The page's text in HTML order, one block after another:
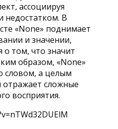
ассоциируя
недостатком. В
«None» поднимает
и значении,
о том, что значит
образом, «None»
словом, а целым
сложные
восприятия.